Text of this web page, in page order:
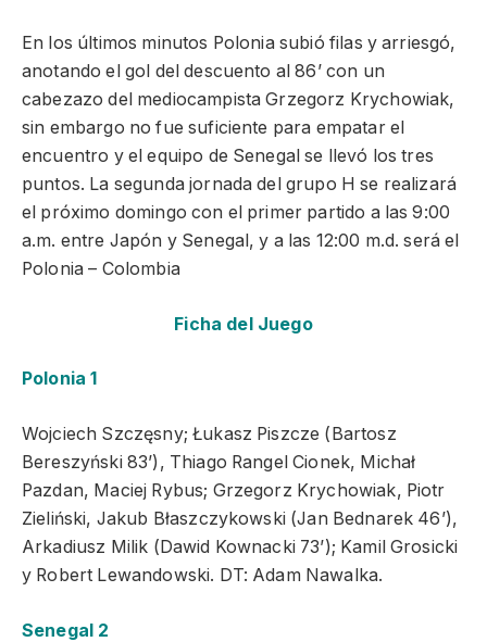
En los últimos minutos Polonia subió filas y arriesgó,
anotando el gol del descuento al 86’ con un
cabezazo del mediocampista Grzegorz Krychowiak,
sin embargo no fue suficiente para empatar el
encuentro y el equipo de Senegal se llevó los tres
puntos. La segunda jornada del grupo H se realizará
el próximo domingo con el primer partido a las 9:00
a.m. entre Japón y Senegal, y a las 12:00 m.d. será el
Polonia – Colombia
Ficha del Juego
Polonia 1
Wojciech Szczęsny; Łukasz Piszcze (Bartosz
Bereszyński 83’), Thiago Rangel Cionek, Michał
Pazdan, Maciej Rybus; Grzegorz Krychowiak, Piotr
Zieliński, Jakub Błaszczykowski (Jan Bednarek 46’),
Arkadiusz Milik (Dawid Kownacki 73’); Kamil Grosicki
y Robert Lewandowski. DT: Adam Nawalka.
Senegal 2